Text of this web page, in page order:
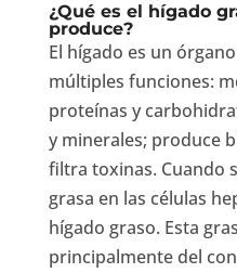
¿Qué es el hígado
produce?
El hígado es un
múltiples funciones:
proteínas y
y minerales; produce
filtra toxinas. Cuando
grasa en las células
hígado graso. Esta
principalmente del